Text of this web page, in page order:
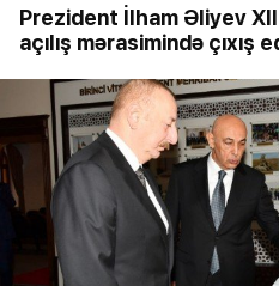
Prezident İlham Əliyev XII
açılış mərasimində çıxış